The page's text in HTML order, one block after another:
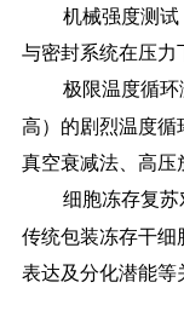
机械强度测
与密封系统在压力
极限温度循
高）的剧烈温度循
真空衰减法、高压
细胞冻存复苏
传统包装冻存干细
表达及分化潜能等